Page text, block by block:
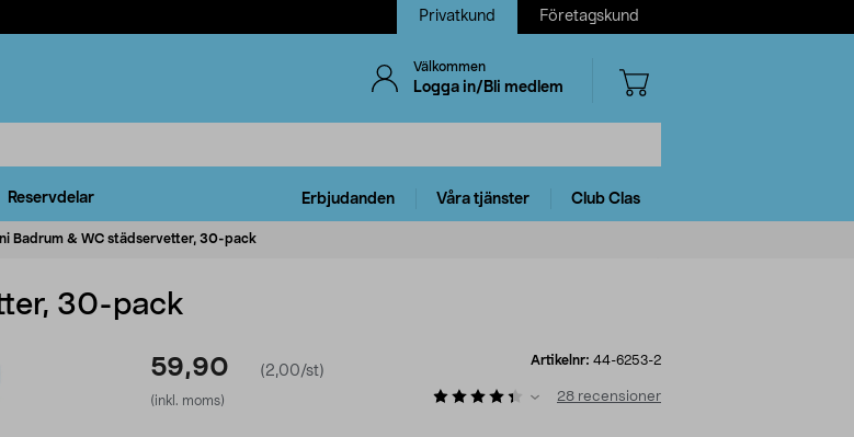
Privatkund Företagskund
Välkommen
Logga in/Bli medlem
Reservdelar Erbjudanden Våra tjänster Club Clas
Badrum & WC städservetter, 30-pack
30-pack
59,90 (2,00/st)
(inkl. moms)
Artikelnr: 44-6253-2
28 recensioner